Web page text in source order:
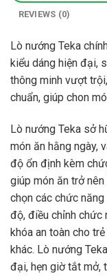
REVIEWS (0)
Lò nướng Teka
kiểu dáng hiện đại,
thông minh vượt
chuẩn, giúp chon
Lò nướng Teka sở
món ăn hằng ngày,
độ ổn định kèm
giúp món ăn trở
chọn các chức
độ, điều chỉnh chức
khóa an toàn cho
khác. Lò nướng
đại, hẹn giờ tắt mở,